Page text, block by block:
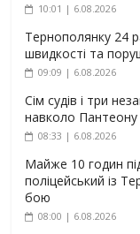
10:01 | 6.08.2026
Тернополянку 24
швидкості та
09:09 | 6.08.2026
Сім судів і три
навколо Пантеону
08:33 | 6.08.2026
Майже 10 годин
поліцейський із
бою
08:00 | 6.08.2026